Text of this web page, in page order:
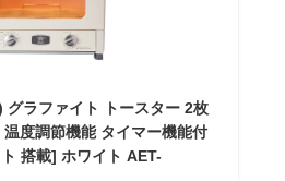
ラファイト トースター 2枚
度調節機能 タイマー機能付
搭載] ホワイト AET-